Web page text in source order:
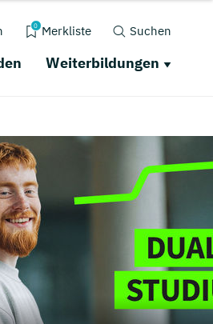
0 Merkliste Suchen
Weiterbildungen